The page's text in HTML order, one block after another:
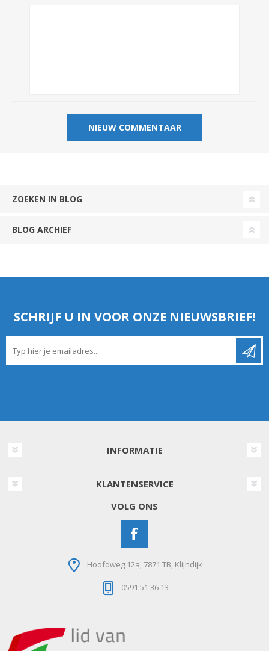
ZOEKEN IN BLOG
BLOG ARCHIEF
SCHRIJF U IN VOOR ONZE NIEUWSBRIEF!
INFORMATIE
KLANTENSERVICE
VOLG ONS
Hoofdweg 12a, 7871 TB, Klijndijk
0591 51 36 13